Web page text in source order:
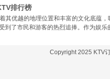
排行榜
其优越的地理位置和丰富的文化底蕴
到了市民和游客的热烈追捧。作为娱
Copyright 2025 KTV